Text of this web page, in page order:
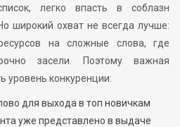
легко впасть в соблазн
широкий охват не всегда лучше:
на сложные слова, где
засели. Поэтому важная
уровень конкуренции:
для выхода в топ новичкам
уже представлено в выдаче